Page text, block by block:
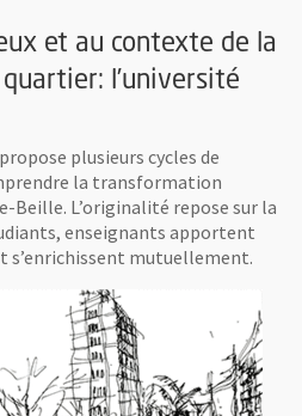
et au contexte de la
l’université
plusieurs cycles de
la transformation
Beille. L’originalité repose sur la
enseignants apportent
s’enrichissent mutuellement.